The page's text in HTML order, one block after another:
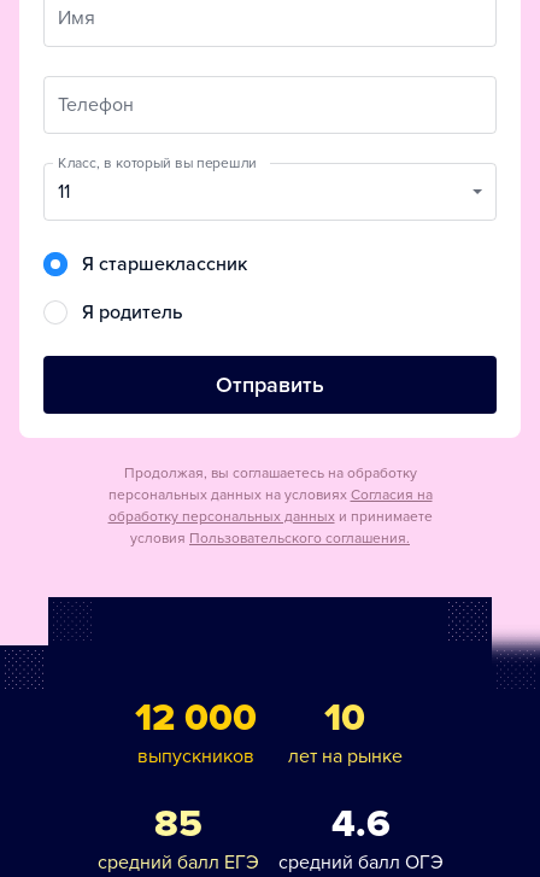
Имя
Телефон
Класс, в который вы перешли
11
Я старшеклассник
Я родитель
Отправить
Продолжая, вы соглашаетесь на обработку
персональных данных на условиях Согласия на
обработку персональных данных и принимаете
условия Пользовательского соглашения.
12 000
выпускников
10
лет на рынке
85
средний балл ЕГЭ
4.6
средний балл ОГЭ